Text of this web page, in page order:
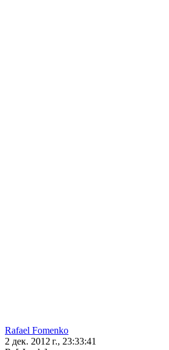
Rafael Fomenko
2 дек. 2012 г., 23:33:41